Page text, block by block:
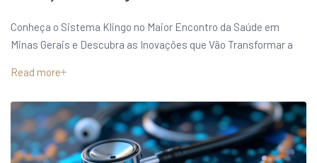
Conheça o Sistema Klingo no Maior Encontro da Saúde em
Minas Gerais e Descubra as Inovações que Vão Transformar a
Read more